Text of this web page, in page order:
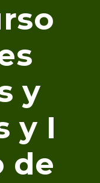
y
y I
de